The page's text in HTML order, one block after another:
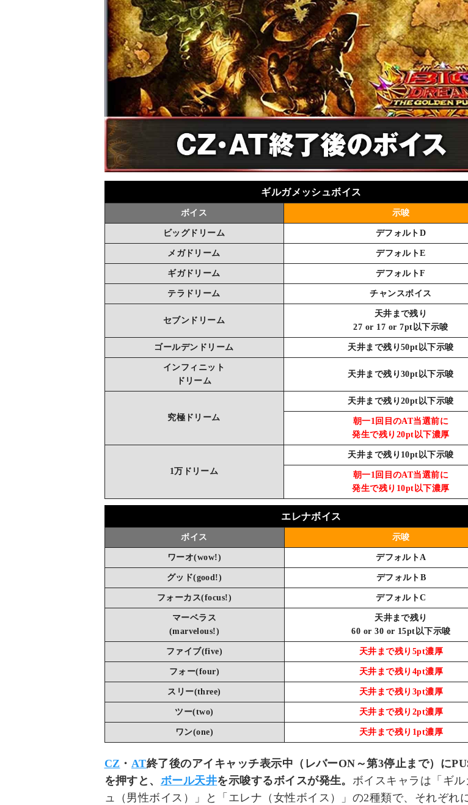
ギルガメッシュボイス
ボイス 示唆
ビッグドリーム デフォルトD
メガドリーム デフォルトE
ギガドリーム デフォルトF
テラドリーム チャンスボイス
セブンドリーム
天井まで残り
27 or 17 or 7pt以下示唆
ゴールデンドリーム 天井まで残り50pt以下示唆
インフィニット
ドリーム
天井まで残り30pt以下示唆
究極ドリーム
天井まで残り20pt以下示唆
朝一1回目のAT当選前に
発生で残り20pt以下濃厚
1万ドリーム
天井まで残り10pt以下示唆
朝一1回目のAT当選前に
発生で残り10pt以下濃厚
エレナボイス
ボイス 示唆
ワーオ(wow!) デフォルトA
グッド(good!) デフォルトB
フォーカス(focus!) デフォルトC
マーベラス
(marvelous!)
天井まで残り
60 or 30 or 15pt以下示唆
ファイブ(five) 天井まで残り5pt濃厚
フォー(four) 天井まで残り4pt濃厚
スリー(three) 天井まで残り3pt濃厚
ツー(two) 天井まで残り2pt濃厚
ワン(one) 天井まで残り1pt濃厚
CZ ・ AT終了後のアイキャッチ表示中（レバーON～第3停止まで）に
を押すと、 ボール天井を示唆するボイスが発生。 ボイスキャラは「ギル
ュ（男性ボイス）」と「エレナ（女性ボイス）」の2種類で、それぞれ